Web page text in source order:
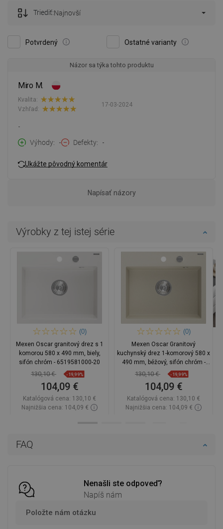
FAQ
Nenašli ste odpoveď?
Napíš nám
Položte nám otázku
Potvrdený Ostatné varianty
Triediť:Najnovší
Názor sa týka tohto produktu
Miro M.
17-03-2024
Kvalita:
Vzhľad:
-
Výhody
- Defekty -
Ukážte pôvodný komentár
Napísať názory
Výrobky z tej istej série
(0)
Mexen Oscar granitový drez s 1
komorou 580 x 490 mm, biely,
sifón chróm - 6519581000-20
130,10 € -19,99%
104,09 €
Katalógová cena: 130,10 €
Najnižšia cena: 104,09 €
(0)
Mexen Oscar Granitový
kuchynský drez 1-komorový 580 x
490 mm, béžový, sifón chróm -
6519581000-69
130,10 € -19,99%
104,09 €
Katalógová cena: 130,10 €
Najnižšia cena: 104,09 €